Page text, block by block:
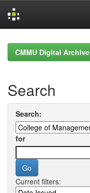
navigationCMMU Digital Archive
Search
Search:
for
Current filters: